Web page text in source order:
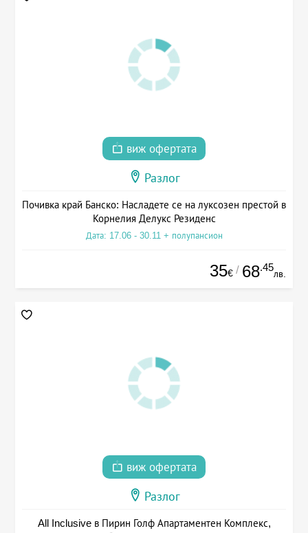
виж офертата
Разлог
Почивка край Банско: Насладете се на луксозен престой в
Корнелия Делукс Резиденс
Дата: 17.06 - 30.11 + полупансион
35€ / 68.45
лв.
виж офертата
Разлог
All Inclusive в Пирин Голф Апартаментен Комплекс,